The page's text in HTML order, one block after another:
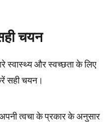
चयन
स्वास्थ्य और स्वच्छता के लिए
सही चयन।
त्वचा के प्रकार के अनुसार